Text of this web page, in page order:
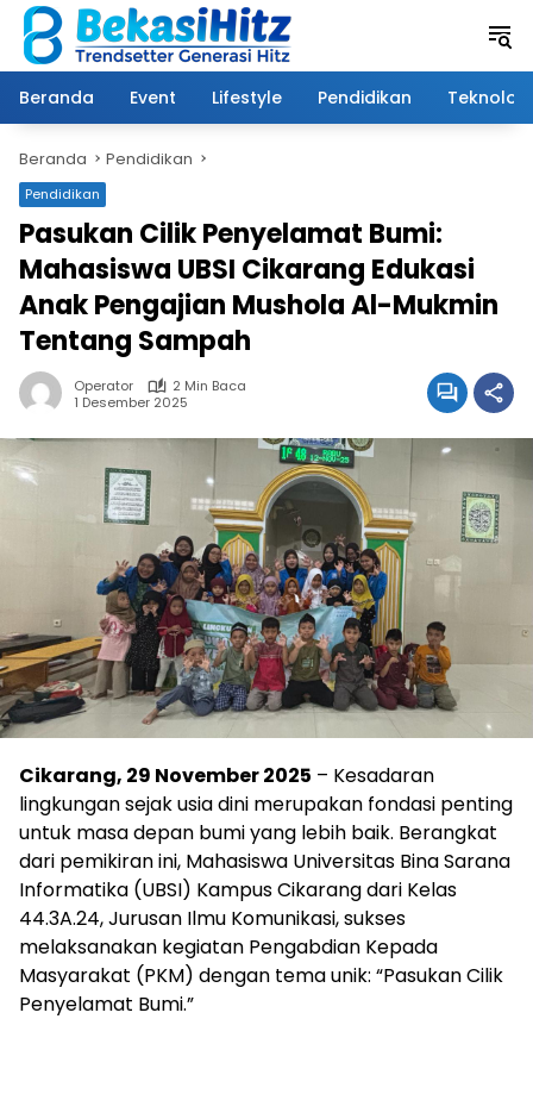
Langsung
konten
Beranda
Event Lifestyle Pendidikan Teknologi
Beranda Pendidikan
Pendidikan
Pasukan Cilik Penyelamat Bumi:
Mahasiswa UBSI Cikarang Edukasi
Anak Pengajian Mushola Al-Mukmin
Tentang Sampah
Operator
2 Min Baca
1 Desember 2025
Cikarang, 29 November 2025 – Kesadaran
lingkungan sejak usia dini merupakan fondasi penting
untuk masa depan bumi yang lebih baik. Berangkat
dari pemikiran ini, Mahasiswa Universitas Bina Sarana
Informatika (UBSI) Kampus Cikarang dari Kelas
44.3A.24, Jurusan Ilmu Komunikasi, sukses
melaksanakan kegiatan Pengabdian Kepada
Masyarakat (PKM) dengan tema unik: “Pasukan Cilik
Penyelamat Bumi.”